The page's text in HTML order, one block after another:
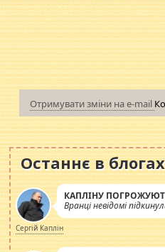
Отримувати зміни на e-mail
Останнє в блогах
КАПЛІНУ
Вранці невідомі
Сергій Каплін